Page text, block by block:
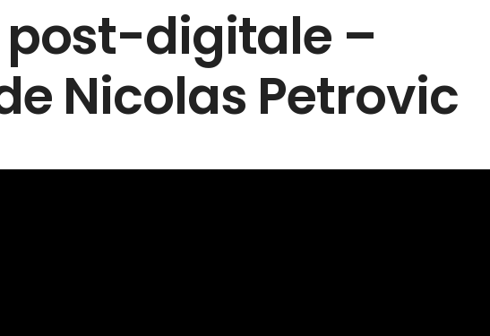
post-digitale –
Nicolas Petrovic